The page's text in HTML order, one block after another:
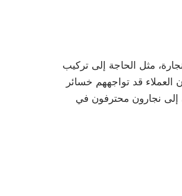
مثل الحاجة إلى تركيب
العملاء قد تواجههم خسائر
إلى نجارون محترفون في